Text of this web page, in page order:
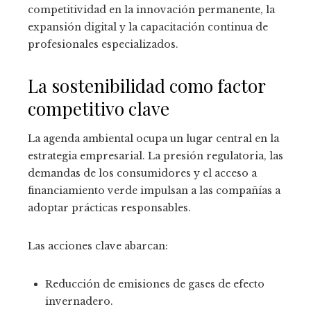
competitividad en la innovación permanente, la
expansión digital y la capacitación continua de
profesionales especializados.
La sostenibilidad como factor
competitivo clave
La agenda ambiental ocupa un lugar central en la
estrategia empresarial. La presión regulatoria, las
demandas de los consumidores y el acceso a
financiamiento verde impulsan a las compañías a
adoptar prácticas responsables.
Las acciones clave abarcan:
Reducción de emisiones de gases de efecto
invernadero.